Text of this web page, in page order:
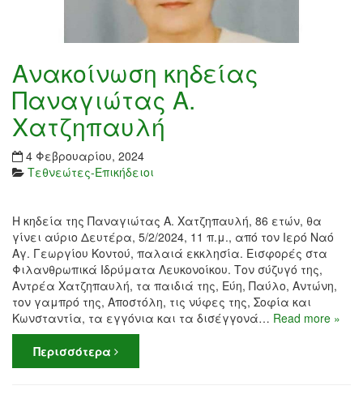
Ανακοίνωση κηδείας
Παναγιώτας Α.
Χατζηπαυλή
4 Φεβρουαρίου, 2024
Τεθνεώτες-Επικήδειοι
Η κηδεία της Παναγιώτας Α. Χατζηπαυλή, 86 ετών, θα
γίνει αύριο Δευτέρα, 5/2/2024, 11 π.μ., από τον Ιερό Ναό
Αγ. Γεωργίου Κοντού, παλαιά εκκλησία. Εισφορές στα
Φιλανθρωπικά Ιδρύματα Λευκονοίκου. Τον σύζυγό της,
Αντρέα Χατζηπαυλή, τα παιδιά της, Εύη, Παύλο, Αντώνη,
τον γαμπρό της, Αποστόλη, τις νύφες της, Σοφία και
Κωνσταντία, τα εγγόνια και τα δισέγγονά… Read more »
Περισσότερα